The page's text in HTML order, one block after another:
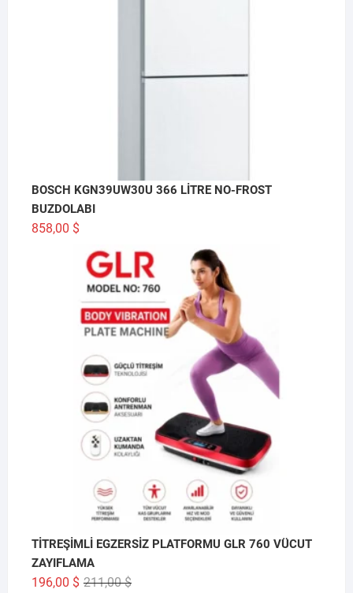
BOSCH KGN39UW30U 366 LİTRE NO-FROST
BUZDOLABI
858,00 $
TİTREŞİMLİ EGZERSİZ PLATFORMU GLR 760 VÜCUT
ZAYIFLAMA
211,00$Orijinal
196,00 $
Şu